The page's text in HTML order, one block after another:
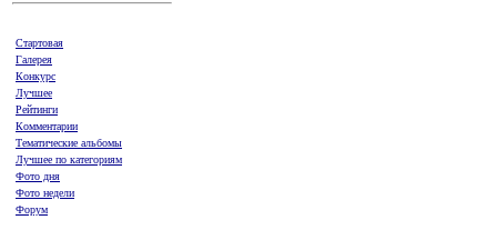
Стартовая
Галерея
Конкурс
Лучшее
Рейтинги
Комментарии
Тематические альбомы
Лучшее по категориям
Фото дня
Фото недели
Форум